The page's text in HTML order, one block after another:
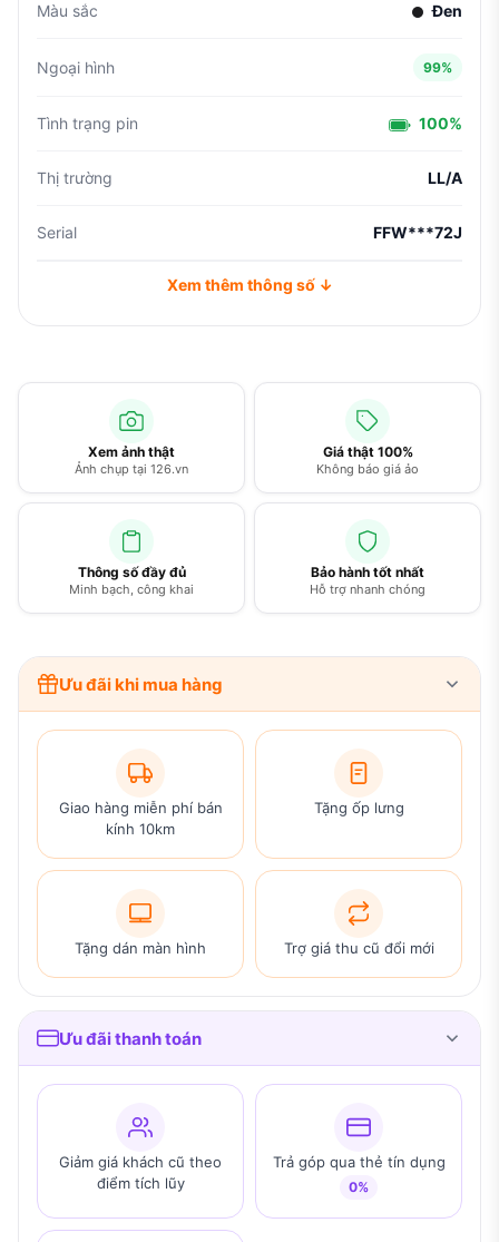
Xem ảnh thật
Ảnh chụp tại 126.vn
Giá thật 100%
Không báo giá ảo
Thông số đầy đủ
Minh bạch, công khai
Bảo hành tốt nhất
Hỗ trợ nhanh chóng
Màu sắc Đen
Ngoại hình 99%
Tình trạng pin 100%
Thị trường LL/A
Serial FFW***72J
Xem thêm thông số ↓
Ưu đãi khi mua hàng
Giao hàng miễn phí bán
kính 10km
Tặng ốp lưng
Tặng dán màn hình Trợ giá thu cũ đổi mới
Ưu đãi thanh toán
Giảm giá khách cũ theo
điểm tích lũy
Trả góp qua thẻ tín dụng
0%